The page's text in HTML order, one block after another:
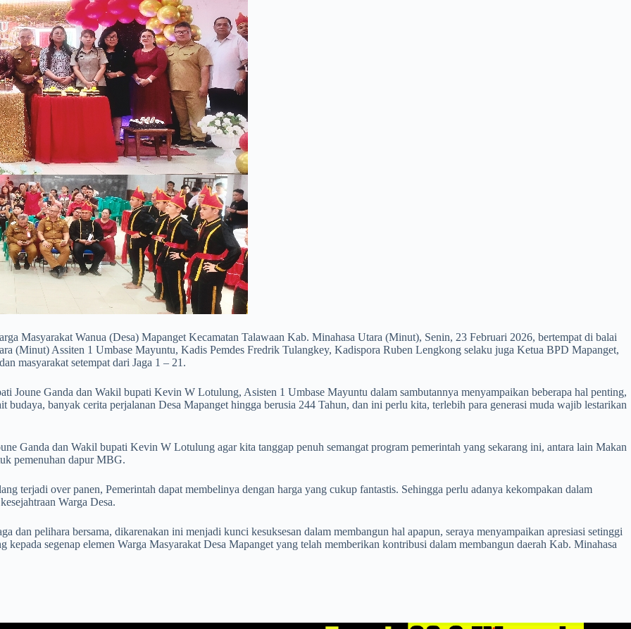
Masyarakat Wanua (Desa) Mapanget Kecamatan Talawaan Kab. Minahasa Utara (Minut), Senin, 23 Februari 2026, bertempat di balai
(Minut) Assiten 1 Umbase Mayuntu, Kadis Pemdes Fredrik Tulangkey, Kadispora Ruben Lengkong selaku juga Ketua BPD Mapanget,
masyarakat setempat dari Jaga 1 – 21.
Joune Ganda dan Wakil bupati Kevin W Lotulung, Asisten 1 Umbase Mayuntu dalam sambutannya menyampaikan beberapa hal penting,
banyak cerita perjalanan Desa Mapanget hingga berusia 244 Tahun, dan ini perlu kita, terlebih para generasi muda wajib lestarikan
Ganda dan Wakil bupati Kevin W Lotulung agar kita tanggap penuh semangat program pemerintah yang sekarang ini, antara lain Makan
pemenuhan dapur MBG.
terjadi over panen, Pemerintah dapat membelinya dengan harga yang cukup fantastis. Sehingga perlu adanya kekompakan dalam
Warga Desa.
dan pelihara bersama, dikarenakan ini menjadi kunci kesuksesan dalam membangun hal apapun, seraya menyampaikan apresiasi setinggi
segenap elemen Warga Masyarakat Desa Mapanget yang telah memberikan kontribusi dalam membangun daerah Kab. Minahasa